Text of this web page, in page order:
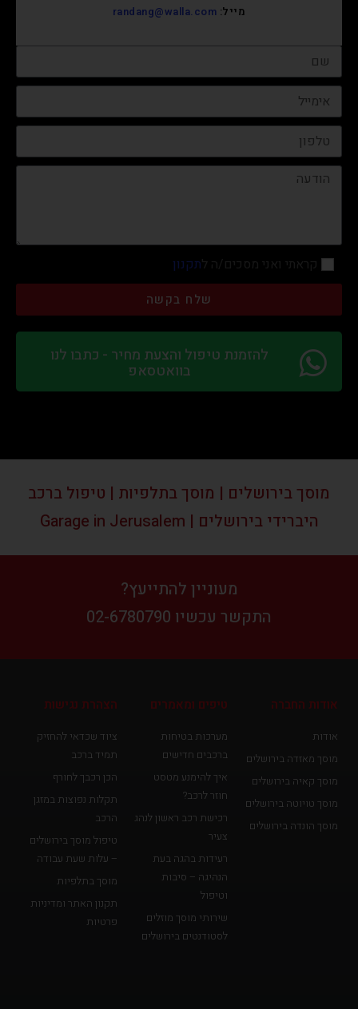
מייל: randang@walla.com
תקנון
שלח בקשה
להזמנת טיפול והצעת מחיר - כתבו לנו
בוואטסאפ
מוסך בירושלים | מוסך בתלפיות | טיפול ברכב
היברידי בירושלים | Garage in Jerusalem
מעוניין להתייעץ?
התקשר עכשיו 02-6780790
אודות החברה
אודות
מוסך מאזדה בירושלים
מוסך קאיה בירושלים
מוסך טויוטה בירושלים
מוסך הונדה בירושלים
טיפים ומאמרים
מערכות בטיחות
ברכבים חדישים
איך להימנע מטסט
חוזר לרכב?
רכישת רכב ראשון לנהג
צעיר
רעידות בהגה בעת
הנהיגה – סיבות
וטיפול
שירותי מוסך מוזלים
לסטודנטים בירושלים
הצהרת נגישות
ציוד שכדאי להחזיק
תמיד ברכב
הכן רכבך לחורף
תקלות נפוצות במזגן
הרכב
טיפול מוסך בירושלים
– עלות שעת עבודה
מוסך בתלפיות
תקנון האתר ומדיניות
פרטיות